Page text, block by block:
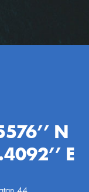
N
E